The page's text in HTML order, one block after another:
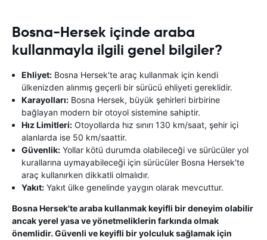
Bosna-Hersek içinde araba
kullanmayla ilgili genel bilgiler?
Ehliyet: Bosna Hersek'te araç kullanmak için kendi
ülkenizden alınmış geçerli bir sürücü ehliyeti gereklidir.
Karayolları: Bosna Hersek, büyük şehirleri birbirine
bağlayan modern bir otoyol sistemine sahiptir.
Hız Limitleri: Otoyollarda hız sınırı 130 km/saat, şehir içi
alanlarda ise 50 km/saattir.
Güvenlik: Yollar kötü durumda olabileceği ve sürücüler yol
kurallarına uymayabileceği için sürücüler Bosna Hersek'te
araç kullanırken dikkatli olmalıdır.
Yakıt: Yakıt ülke genelinde yaygın olarak mevcuttur.
Bosna Hersek'te araba kullanmak keyifli bir deneyim olabilir
ancak yerel yasa ve yönetmeliklerin farkında olmak
önemlidir. Güvenli ve keyifli bir yolculuk sağlamak için